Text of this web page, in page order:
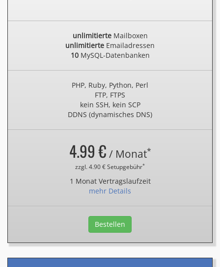
unlimitierteMailboxen
unlimitierte Emailadressen
10MySQL-Datenbanken
PHP, Ruby, Python, Perl
FTP, FTPS
kein SSH, kein SCP
DDNS (dynamisches DNS)
4.99 € / Monat*
zzgl. 4.90 € Setupgebühr*
1 Monat Vertragslaufzeit
mehr Details
Bestellen